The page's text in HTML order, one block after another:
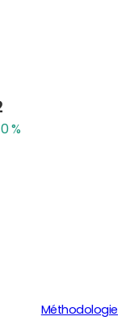
0 %
Méthodologie